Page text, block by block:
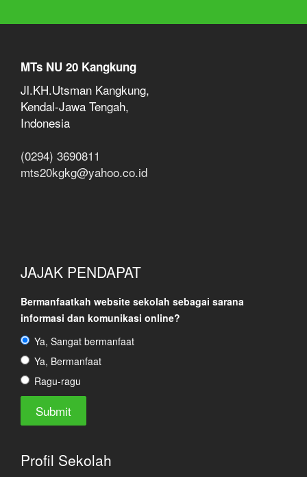
MTs NU 20 Kangkung
Jl.KH.Utsman Kangkung,
Kendal-Jawa Tengah,
Indonesia
(0294) 3690811
mts20kgkg@yahoo.co.id
JAJAK PENDAPAT
Bermanfaatkah website sekolah sebagai sarana
informasi dan komunikasi online?
Ya, Sangat bermanfaat
Ya, Bermanfaat
Ragu-ragu
Profil Sekolah